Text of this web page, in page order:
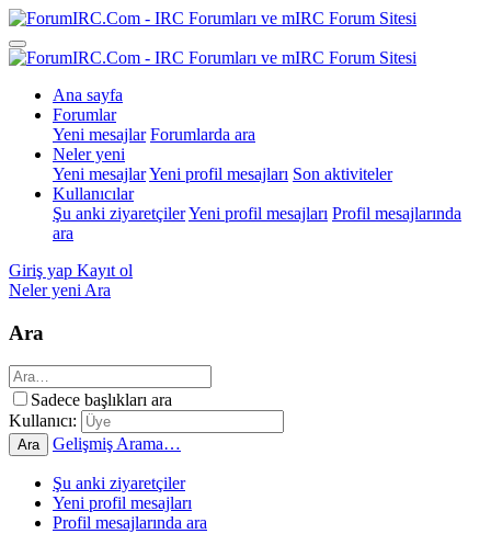
Ana sayfa
Forumlar
Yeni mesajlar Forumlarda ara
Neler yeni
Yeni mesajlarYeni profil mesajları Son aktiviteler
Kullanıcılar
Şu anki ziyaretçilerYeni profil mesajları Profil mesajlarında
ara
Giriş yap Kayıt ol
Neler yeni Ara
Ara
Sadece başlıkları ara
Kullanıcı:
Ara Gelişmiş Arama…
Şu anki ziyaretçiler
Yeni profil mesajları
Profil mesajlarında ara